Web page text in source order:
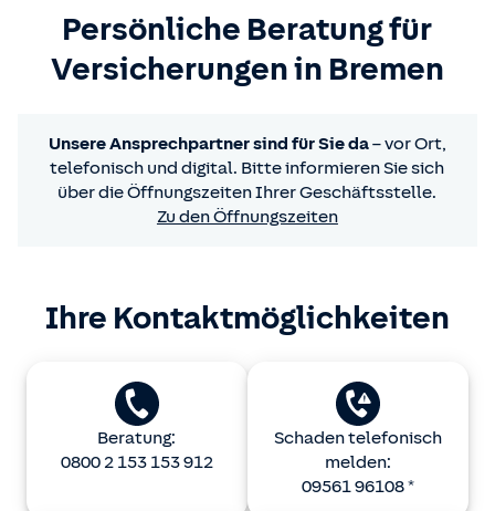
Persönliche Beratung für
Versicherungen in Bremen
Unsere Ansprechpartner sind für Sie da– vor Ort,
telefonisch und digital. Bitte informieren Sie sich
über die Öffnungszeiten Ihrer Geschäftsstelle.
Zu den Öffnungszeiten
Ihre Kontaktmöglichkeiten
Beratung:
0800 2 153 153 912
Schaden telefonisch
melden:
09561 96108 *